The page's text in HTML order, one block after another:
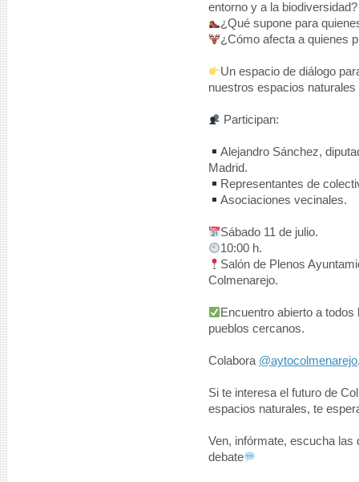
entorno y a la biodiversidad?
¿Qué supone para
¿Cómo afecta a quienes
Un espacio de diálogo
nuestros espacios
Participan:
Alejandro Sánchez,
Madrid.
Representantes de
Asociaciones vecinales.
Sábado 11 de julio.
10:00 h.
Salón de Plenos
Colmenarejo.
Encuentro abierto a
pueblos cercanos.
Colabora @aytocolmenarejo
Si te interesa el futuro de
espacios naturales, te
Ven, infórmate, escucha las
debate